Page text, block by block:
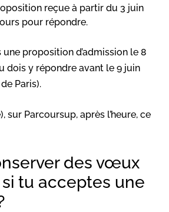
reçue à partir du 3 juin
pour répondre.
proposition d’admission le 8
dois y répondre avant le 9 juin
Paris).
sur Parcoursup, après l’heure, ce
des vœux
tu acceptes une